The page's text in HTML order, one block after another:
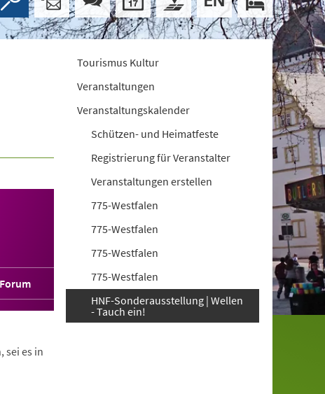
sei es in
Tourismus Kultur
Veranstaltungen
Veranstaltungskalender
Schützen- und Heimatfeste
Registrierung für Veranstalter
Veranstaltungen erstellen
775-Westfalen
775-Westfalen
775-Westfalen
775-Westfalen
HNF-Sonderausstellung | Wellen
- Tauch ein!